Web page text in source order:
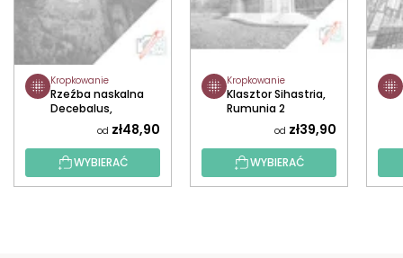
Kropkowanie
Rzeźba naskalna
Decebalus,
od zł48,90
WYBIERAĆ
Kropkowanie
Klasztor Sihastria,
Rumunia 2
od zł39,90
WYBIERAĆ